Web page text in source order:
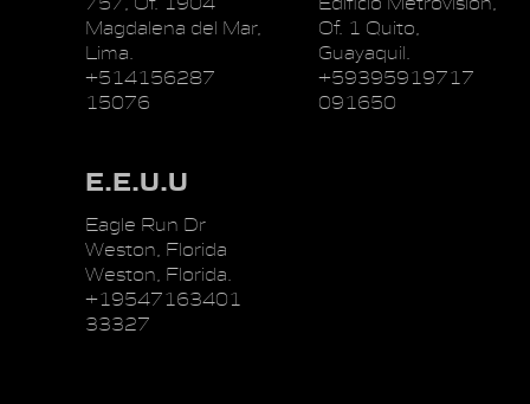
Magdalena del Mar,
Lima.
+514156287
15076
Of. 1 Quito,
Guayaquil.
+59395919717
091650
E.E.U.U
Eagle Run Dr
Weston, Florida
Weston, Florida.
+19547163401
33327